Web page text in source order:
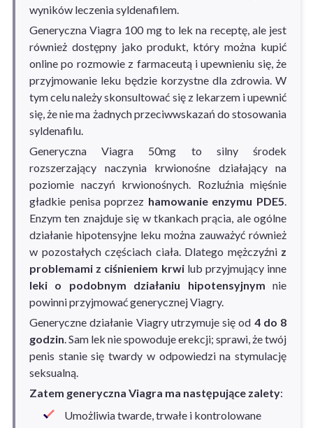
wyników leczenia syldenafilem.
Generyczna Viagra 100 mg to lek na receptę, ale jest
również dostępny jako produkt, który można kupić
online po rozmowie z farmaceutą i upewnieniu się, że
przyjmowanie leku będzie korzystne dla zdrowia. W
tym celu należy skonsultować się z lekarzem i upewnić
się, że nie ma żadnych przeciwwskazań do stosowania
syldenafilu.
Generyczna Viagra 50mg to silny środek
rozszerzający naczynia krwionośne działający na
poziomie naczyń krwionośnych. Rozluźnia mięśnie
gładkie penisa poprzez hamowanie enzymu PDE5
Enzym ten znajduje się w tkankach prącia, ale ogólne
działanie hipotensyjne leku można zauważyć również
w pozostałych częściach ciała. Dlatego mężczyźni z
problemami z ciśnieniem krwilub przyjmujący inne
leki o podobnym działaniu hipotensyjnym nie
powinni przyjmować generycznej Viagry.
Generyczne działanie Viagry utrzymuje się od 4 do 8
godzin . Sam lek nie spowoduje erekcji; sprawi, że twój
penis stanie się twardy w odpowiedzi na stymulację
seksualną.
Zatem generyczna Viagra ma następujące zalety:
Umożliwia twarde, trwałe i kontrolowane